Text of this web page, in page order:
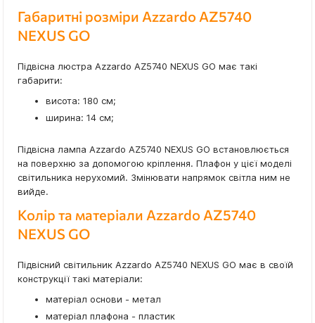
Габаритні розміри Azzardo AZ5740
NEXUS GO
Підвісна люстра Azzardo AZ5740 NEXUS GO має такі
габарити:
висота: 180 см;
ширина: 14 см;
Підвісна лампа Azzardo AZ5740 NEXUS GO встановлюється
на поверхню за допомогою кріплення. Плафон у цієї моделі
світильника нерухомий. Змінювати напрямок світла ним не
вийде.
Колір та матеріали Azzardo AZ5740
NEXUS GO
Підвісний світильник Azzardo AZ5740 NEXUS GO має в своїй
конструкції такі матеріали:
матеріал основи - метал
матеріал плафона - пластик